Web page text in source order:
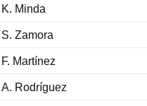
K. Minda
S. Zamora
F. Martínez
A. Rodríguez